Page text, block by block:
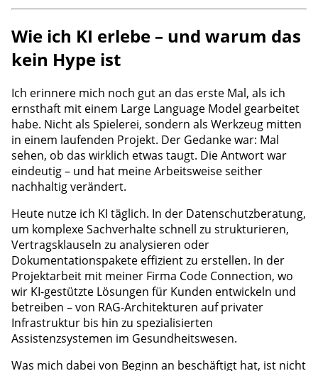
Wie ich KI erlebe – und warum das
kein Hype ist
Ich erinnere mich noch gut an das erste Mal, als ich
ernsthaft mit einem Large Language Model gearbeitet
habe. Nicht als Spielerei, sondern als Werkzeug mitten
in einem laufenden Projekt. Der Gedanke war: Mal
sehen, ob das wirklich etwas taugt. Die Antwort war
eindeutig – und hat meine Arbeitsweise seither
nachhaltig verändert.
Heute nutze ich KI täglich. In der Datenschutzberatung,
um komplexe Sachverhalte schnell zu strukturieren,
Vertragsklauseln zu analysieren oder
Dokumentationspakete effizient zu erstellen. In der
Projektarbeit mit meiner Firma Code Connection, wo
wir KI-gestützte Lösungen für Kunden entwickeln und
betreiben – von RAG-Architekturen auf privater
Infrastruktur bis hin zu spezialisierten
Assistenzsystemen im Gesundheitswesen.
Was mich dabei von Beginn an beschäftigt hat, ist nicht